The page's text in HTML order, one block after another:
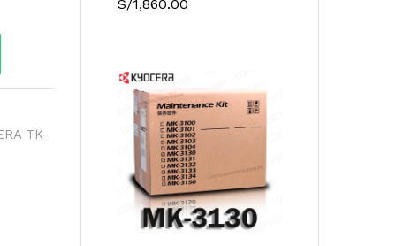
TK-
S/1,860.00